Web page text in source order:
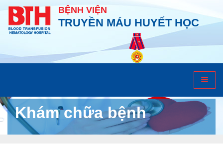
BỆNH VIỆN
TRUYỀN MÁU HUYẾT HỌC
Khám chữa bệnh